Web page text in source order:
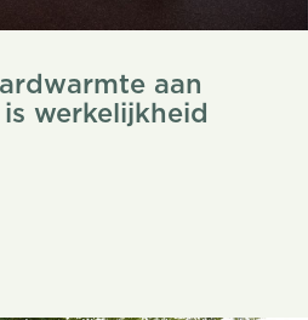
aan
werkelijkheid
meer